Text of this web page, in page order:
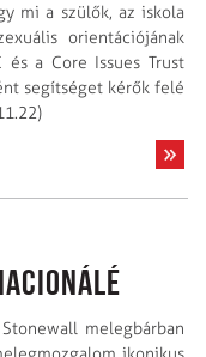
mi a szülők, az iskola
orientációjának
és a Core Issues Trust
segítséget kérők felé
melegbárban